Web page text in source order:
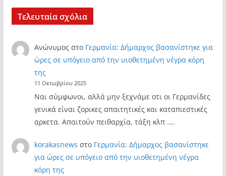
Τελευταία σχόλια
Ανώνυμος στο Γερμανία: Δήμαρχος βασανίστηκε για
ώρες σε υπόγειο από την υιοθετημένη νέγρα κόρη
της
11 Οκτωβρίου 2025
Ναι σύμφωνοι, αλλά μην ξεχνάμε οτι οι Γερμανίδες
γενικά είναι ζορικες απαιτητικές και καταπιεστικές
αρκετα. Απαιτούν πειθαρχία, τάξη κλπ .…
korakasnews στο Γερμανία: Δήμαρχος βασανίστηκε
για ώρες σε υπόγειο από την υιοθετημένη νέγρα
κόρη της